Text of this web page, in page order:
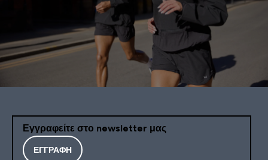
Εγγραφείτε στο newsletter μας
ΕΓΓΡΑΦΉ